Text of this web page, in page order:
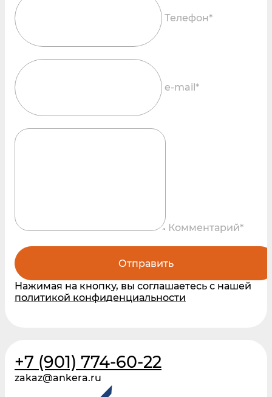
Телефон*
e-mail*
Комментарий*
Отправить
Нажимая на кнопку, вы соглашаетесь с нашей
политикой конфиденциальности
+7 (901) 774-60-22
zakaz@ankera.ru